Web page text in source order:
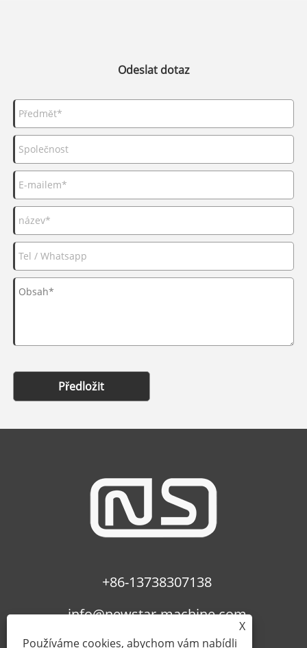
Odeslat dotaz
Předložit
+86-13738307138
info@newstar-machine.com
X
Používáme cookies, abychom vám nabídli